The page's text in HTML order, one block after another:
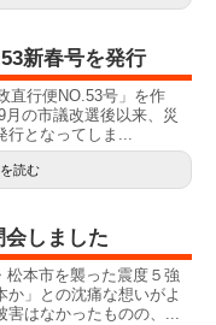
新春号を発行
直行便NO.53号」を作
の市議改選後以来、災
行となってしま...
読む
会しました
本市を襲った震度５強
」との沈痛な想いがよ
害はなかったものの、...